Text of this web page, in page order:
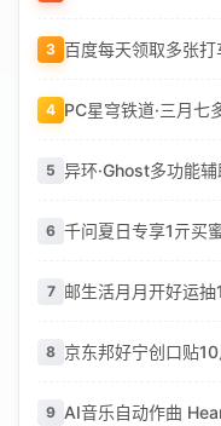
3 百度每天领取多张
4 PC星穹铁道·三月七
5 异环·Ghost多功能辅
6 千问夏日专享1亓买
7 邮生活月月开好运
8 京东邦好宁创口贴10
9 AI音乐自动作曲